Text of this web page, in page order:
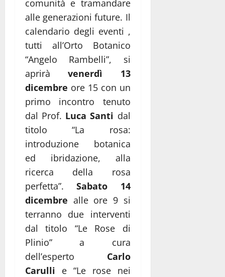
comunità e tramandare
alle generazioni future. Il
calendario degli eventi ,
tutti all’Orto Botanico
“Angelo Rambelli”, si
apriràvenerdì 13
dicembre ore 15 con un
primo incontro tenuto
dal Prof. Luca Santi dal
titolo “La rosa:
introduzione botanica
ed ibridazione, alla
ricerca della rosa
perfetta”.Sabato 14
dicembre alle ore 9 si
terranno due interventi
dal titolo “Le Rose di
Plinio” a cura
dell’esperto Carlo
Carulli e “Le rose nei